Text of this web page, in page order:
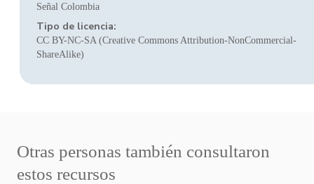
Señal Colombia
Tipo de licencia:
CC BY-NC-SA (Creative Commons Attribution-NonCommercial-
ShareAlike)
Otras personas también consultaron
estos recursos